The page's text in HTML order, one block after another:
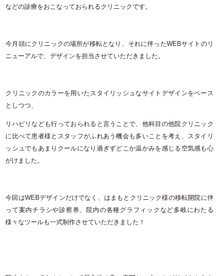
などの診療をおこなっておられるクリニックです。
今月頭にクリニックの場所が移転となり、それに伴ったWEBサイトのリ
ニューアルで、デザインを担当させていただきました。
クリニックのカラーを用いたスタイリッシュなサイトデザインをベース
としつつ、
リハビリなども行っておられると言うことで、他科目の他院クリニック
に比べて患者様とスタッフがふれあう機会も多いことを考え、スタイリ
ッシュでもあまりクールになり過ぎずどこか温かみを感じる空気感も心
がけました。
今回はWEBデザインだけでなく、はまもとクリニック様の移転開院に伴
って案内チラシや診察券、院内の各種グラフィックなど多岐にわたる
様々なツールも一式制作させていただきました！